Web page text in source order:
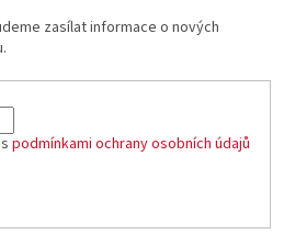
zasílat informace o nových
podmínkami ochrany osobních údajů